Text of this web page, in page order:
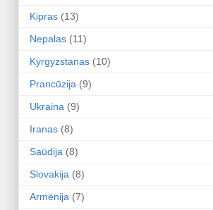
Kipras (13)
Nepalas (11)
Kyrgyzstanas (10)
Prancūzija (9)
Ukraina (9)
Iranas (8)
Saūdija (8)
Slovakija (8)
Armėnija (7)